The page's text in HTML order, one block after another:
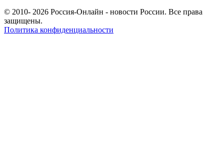
© 2010- 2026 Россия-Онлайн - новости России. Все права
защищены.
Политика конфиденциальности